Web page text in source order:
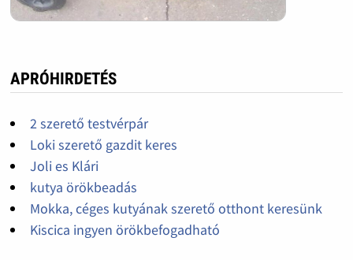
APRÓHIRDETÉS
2 szerető testvérpár
Loki szerető gazdit keres
Joli es Klári
kutya örökbeadás
Mokka, céges kutyának szerető otthont keresünk
Kiscica ingyen örökbefogadható